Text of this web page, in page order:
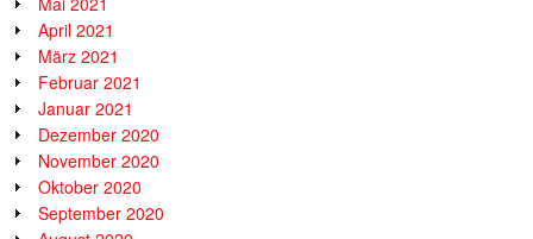
April 2021
März 2021
Februar 2021
Januar 2021
Dezember 2020
November 2020
Oktober 2020
September 2020